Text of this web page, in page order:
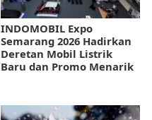
INDOMOBIL Expo
Semarang 2026 Hadirkan
Deretan Mobil Listrik
Baru dan Promo Menarik